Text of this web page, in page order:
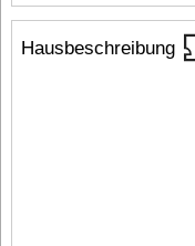
Hausbeschreibung